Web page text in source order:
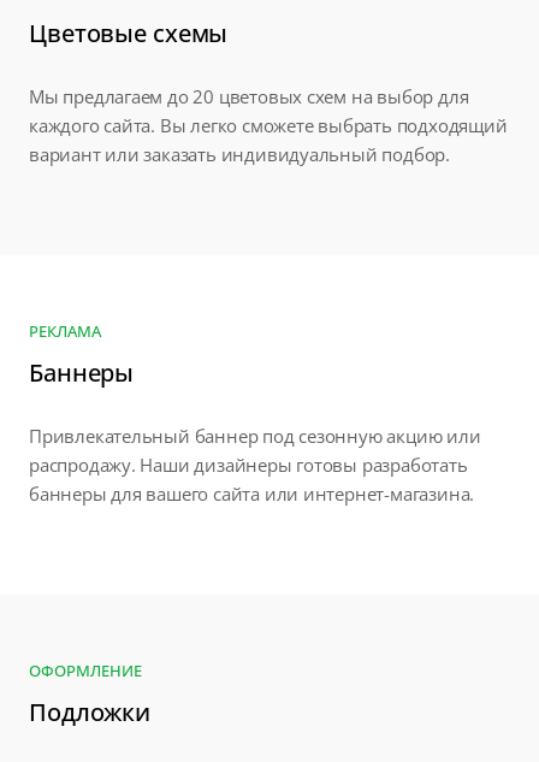
Цветовые схемы
Мы предлагаем до 20 цветовых схем на выбор для
каждого сайта. Вы легко сможете выбрать подходящий
вариант или заказать индивидуальный подбор.
РЕКЛАМА
Баннеры
Привлекательный баннер под сезонную акцию или
распродажу. Наши дизайнеры готовы разработать
баннеры для вашего сайта или интернет-магазина.
ОФОРМЛЕНИЕ
Подложки